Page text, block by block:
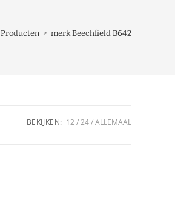
Producten > merk Beechfield B642
BEKIJKEN: 12 24 ALLEMAAL